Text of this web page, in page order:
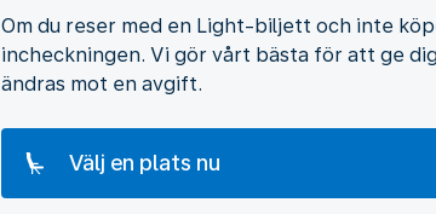
Om du reser med en Light-biljett och inte
incheckningen. Vi gör vårt bästa för att ge
ändras mot en avgift.
Välj en plats nu